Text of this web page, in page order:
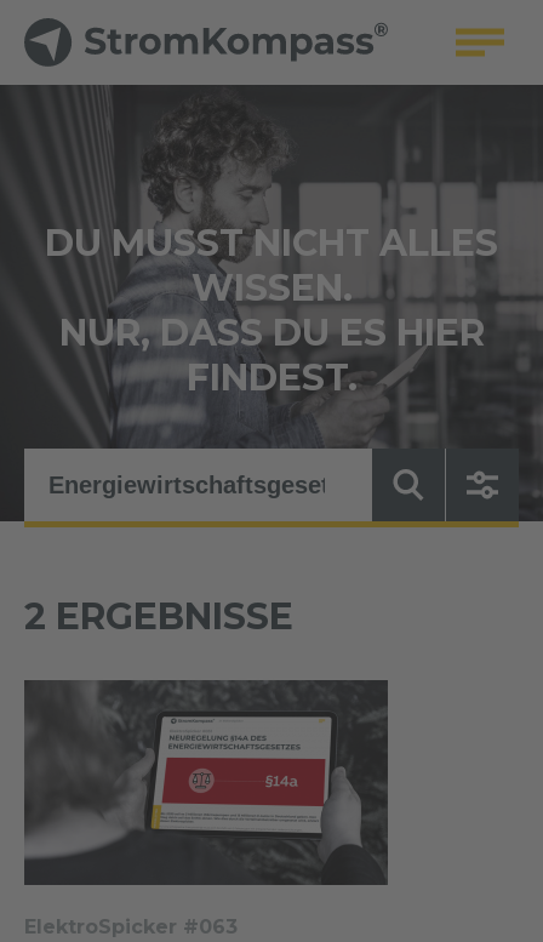
DU MUSST NICHT ALLES
WISSEN.
NUR, DASS DU ES HIER
FINDEST.
2 ERGEBNISSE
ElektroSpicker #063